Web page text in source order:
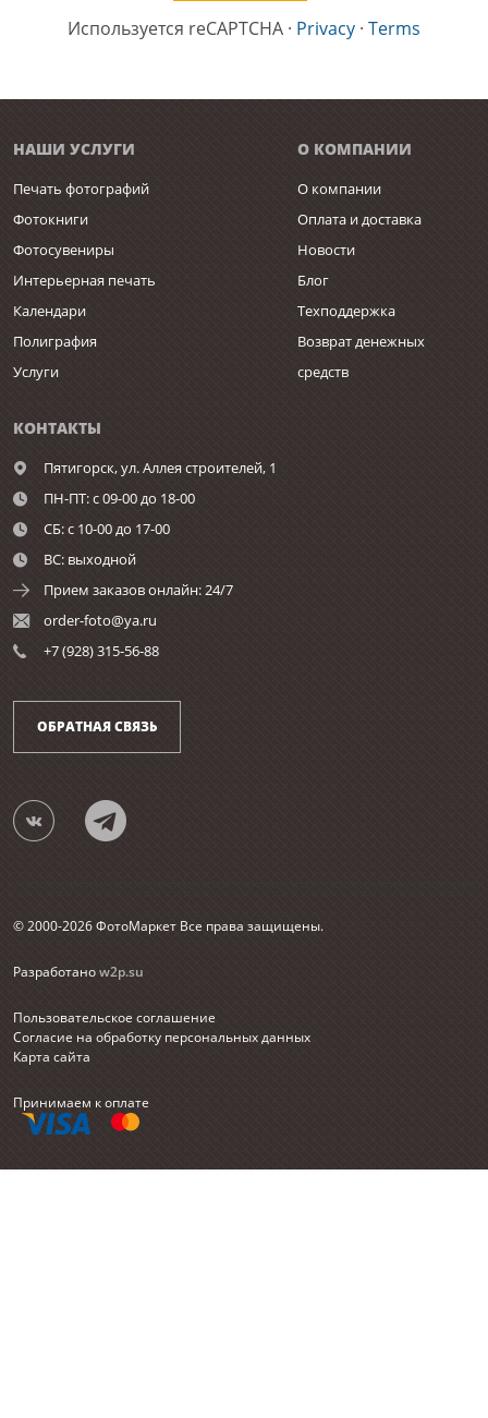
Используется reCAPTCHA · Privacy · Terms
НАШИ УСЛУГИ
Печать фотографий
Фотокниги
Фотосувениры
Интерьерная печать
Календари
Полиграфия
Услуги
О КОМПАНИИ
О компании
Оплата и доставка
Новости
Блог
Техподдержка
Возврат денежных
средств
КОНТАКТЫ
Пятигорск,ул. Аллея строителей, 1
ПН-ПТ: с 09-00 до 18-00
СБ: с 10-00 до 17-00
ВС: выходной
Прием заказов онлайн: 24/7
order-foto@ya.ru
+7 (928) 315-56-88
ОБРАТНАЯ СВЯЗЬ
© 2000-2026 ФотоМаркет Все права защищены.
Разработаноw2p.su
Пользовательское соглашение
Согласие на обработку персональных данных
Карта сайта
Принимаем к оплате